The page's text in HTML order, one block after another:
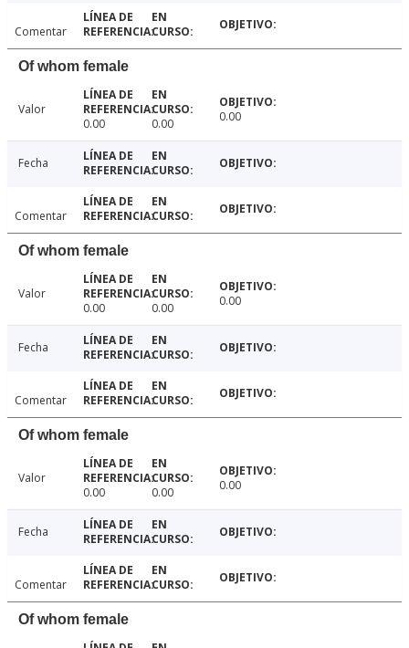
Comentar
Of whom female
Valor
0.00
0.00 0.00
Fecha
Comentar
Of whom female
Valor
0.00
0.00 0.00
Fecha
Comentar
Of whom female
Valor
0.00
0.00 0.00
Fecha
Comentar
Of whom female